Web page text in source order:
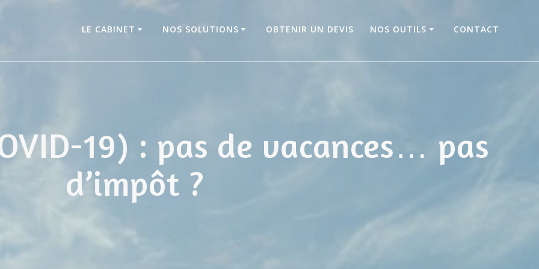
LE CABINET NOS SOLUTIONS OBTENIR UN DEVIS NOS OUTILS CONTACT
19) : pas de vacances… pas
d’impôt ?